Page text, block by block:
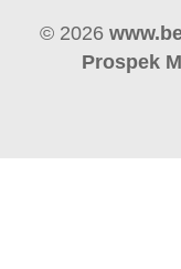
© 2026
Prospek